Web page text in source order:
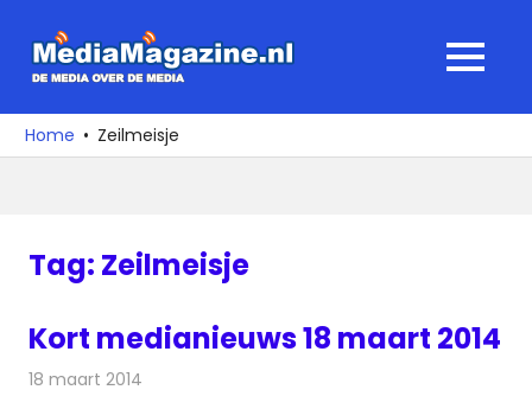
naar
media
over
MENU
Home Zeilmeisje
Tag: Zeilmeisje
Kort medianieuws 18 maart 2014
18 maart 2014